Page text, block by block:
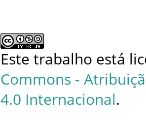
Este trabalho está
Commons -
4.0 Internacional.